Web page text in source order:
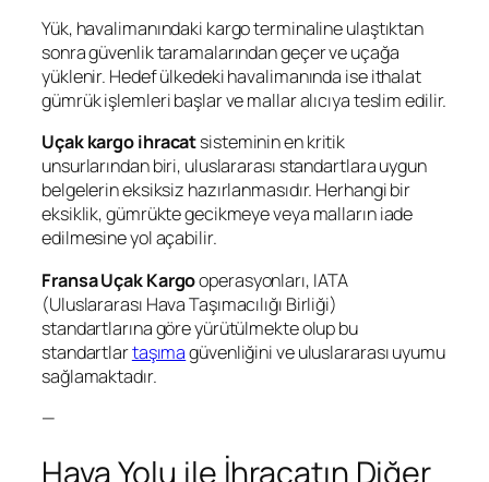
Yük, havalimanındaki kargo terminaline ulaştıktan
sonra güvenlik taramalarından geçer ve uçağa
yüklenir. Hedef ülkedeki havalimanında ise ithalat
gümrük işlemleri başlar ve mallar alıcıya teslim edilir.
Uçak kargo ihracatsisteminin en kritik
unsurlarından biri, uluslararası standartlara uygun
belgelerin eksiksiz hazırlanmasıdır. Herhangi bir
eksiklik, gümrükte gecikmeye veya malların iade
edilmesine yol açabilir.
Fransa Uçak Kargooperasyonları, IATA
(Uluslararası Hava Taşımacılığı Birliği)
standartlarına göre yürütülmekte olup bu
standartlartaşımagüvenliğini ve uluslararası uyumu
sağlamaktadır.
—
Hava Yolu ile İhracatın Diğer